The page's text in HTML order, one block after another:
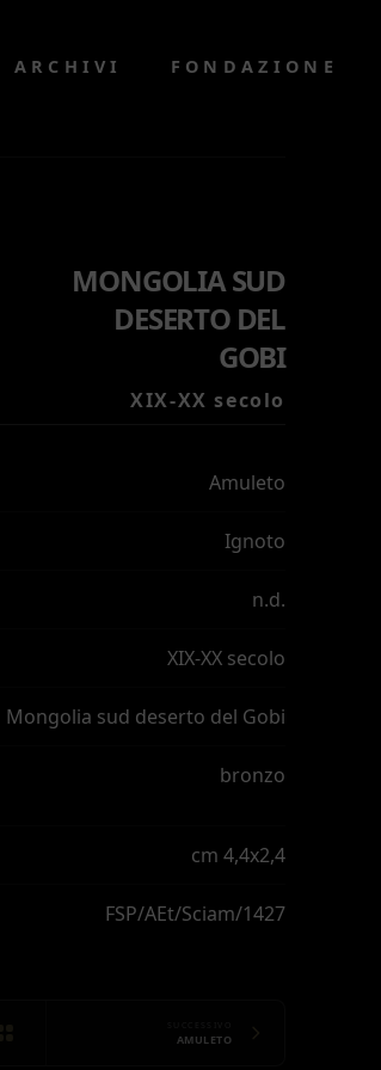
ARCHIVI FONDAZIONE
MONGOLIA SUD
DESERTO DEL
GOBI
XIX-XX secolo
Amuleto
Ignoto
n.d.
XIX-XX secolo
Mongolia sud deserto del Gobi
bronzo
cm 4,4x2,4
FSP/AEt/Sciam/1427
AMULETO